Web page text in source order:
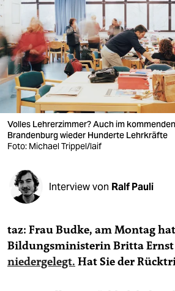
berlin
nord
wahrheit
verlag
verlag
veranstaltungen
fragen & hilfe
abo
genossenschaft
Volles Lehrerzimmer? Auch im
Brandenburg wieder Hunderte Lehrkräfte
Foto: Michael Trippel/laif
Interview von Ralf Pauli
taz: Frau Budke, am Montag
Bildungsministerin Britta Ernst
niedergelegt. Hat Sie der